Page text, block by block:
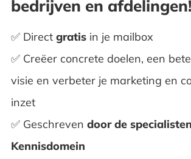
bedrijven en afdelingen!
✅ Direct gratisin je mailbox
✅ Creëer concrete doelen, een
visie en verbeter je marketing en
inzet
✅ Geschreven door de
Kennisdomein